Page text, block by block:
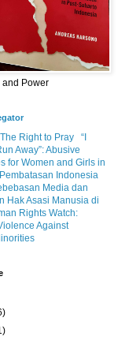
and Power
Right to Pray
“I
Away”: Abusive
for Women and Girls in
Pembatasan Indonesia
Media dan
Hak Asasi Manusia di
Rights Watch:
Against